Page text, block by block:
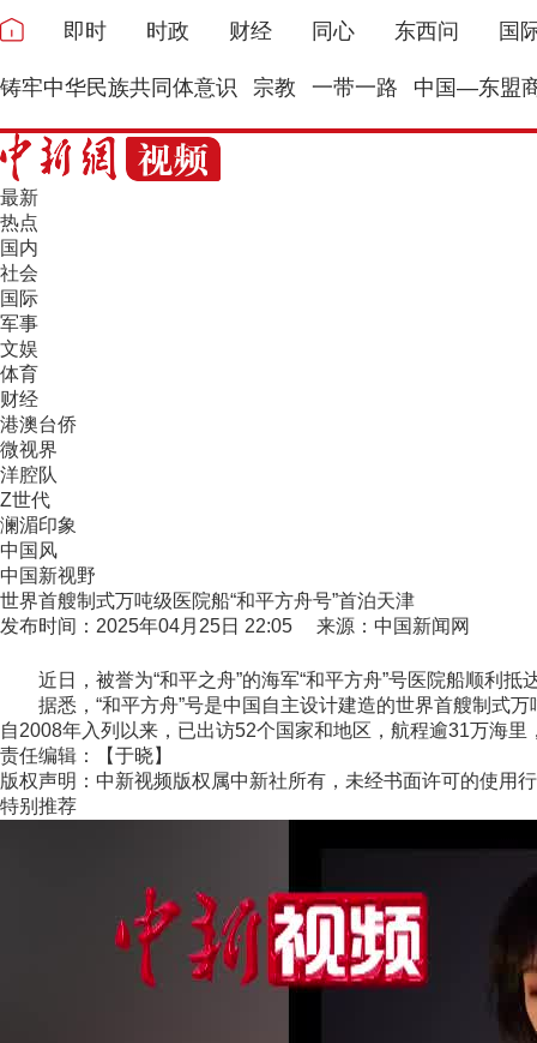
即时 时政 财经 同心 东西问 国
铸牢中华民族共同体意识 宗教 一带一路 中国—东盟
最新
热点
国内
社会
国际
军事
文娱
体育
财经
港澳台侨
微视界
洋腔队
Z世代
澜湄印象
中国风
中国新视野
世界首艘制式万吨级医院船“和平方舟号”首泊天津
发布时间：2025年04月25日 22:05 来源：中国新闻网
近日，被誉为“和平之舟”的海军“和平方舟”号医院船顺利抵
据悉，“和平方舟”号是中国自主设计建造的世界首艘制式万
自2008年入列以来，已出访52个国家和地区，航程逾31万海
责任编辑：【于晓】
版权声明：中新视频版权属中新社所有，未经书面许可的使用
特别推荐